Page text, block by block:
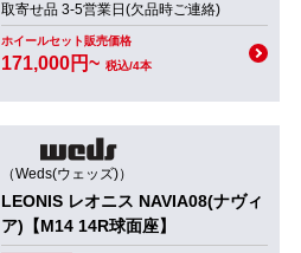
取寄せ品 3-5営業日(欠品時ご連絡)
ホイールセット販売価格
171,000円~ 税込/4本
（Weds(ウェッズ)）
LEONIS レオニス NAVIA08(ナヴィ
ア)【M14 14R球面座】